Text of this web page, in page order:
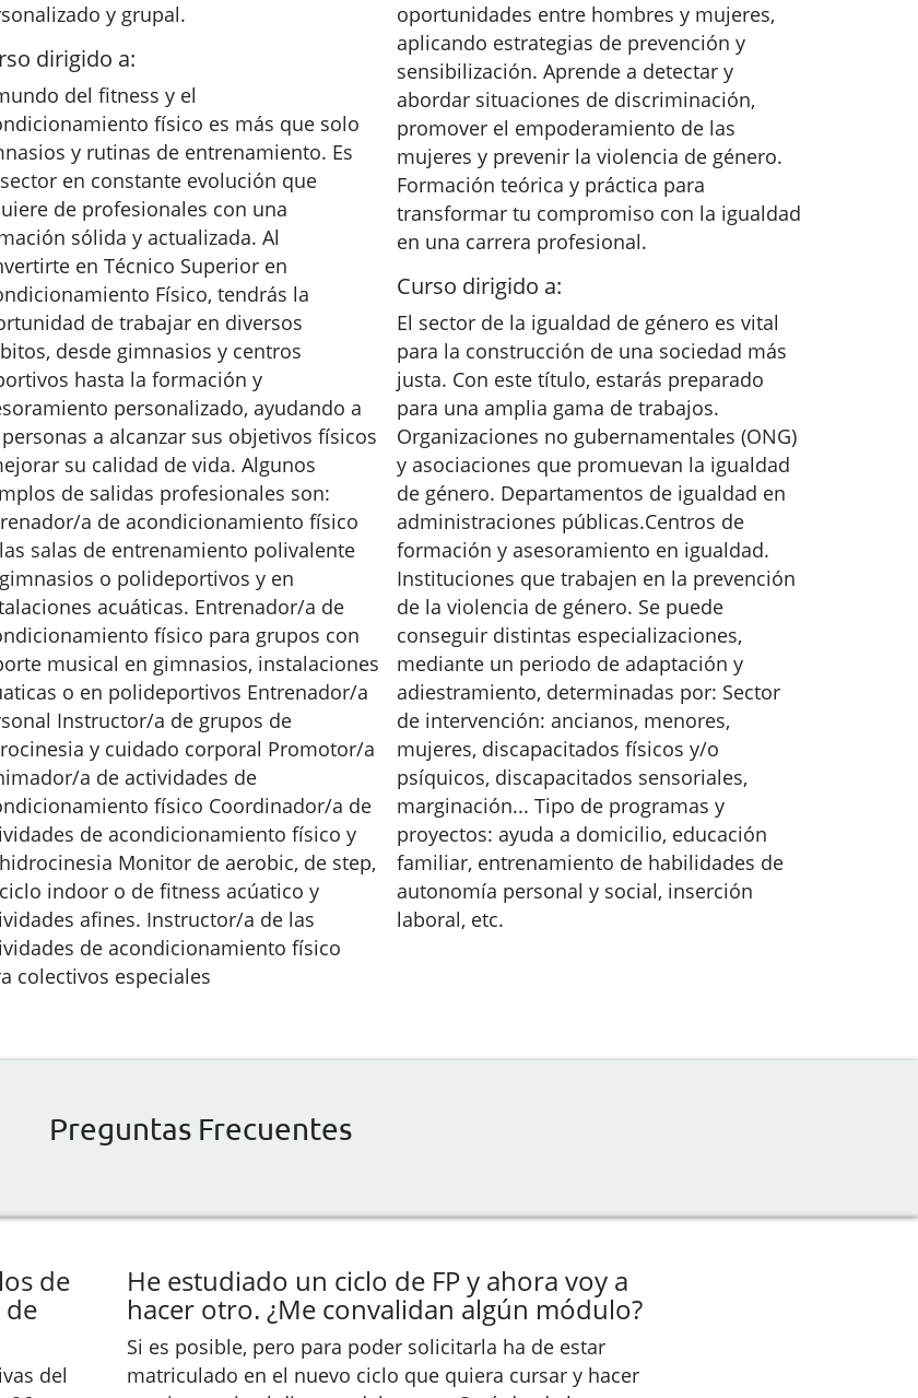
y grupal.
dirigido a:
del fitness y el
físico es más que solo
y rutinas de entrenamiento. Es
en constante evolución que
de profesionales con una
sólida y actualizada. Al
en Técnico Superior en
Físico, tendrás la
de trabajar en diversos
desde gimnasios y centros
hasta la formación y
personalizado, ayudando a
a alcanzar sus objetivos físicos
su calidad de vida. Algunos
de salidas profesionales son:
a de acondicionamiento físico
salas de entrenamiento polivalente
o polideportivos y en
acuáticas. Entrenador/a de
físico para grupos con
musical en gimnasios, instalaciones
o en polideportivos Entrenador/a
Instructor/a de grupos de
y cuidado corporal Promotor/a
a de actividades de
físico Coordinador/a de
de acondicionamiento físico y
Monitor de aerobic, de step,
indoor o de fitness acúatico y
afines. Instructor/a de las
de acondicionamiento físico
colectivos especiales
oportunidades entre hombres y mujeres,
aplicando estrategias de prevención y
sensibilización. Aprende a detectar y
abordar situaciones de discriminación,
promover el empoderamiento de las
mujeres y prevenir la violencia de género.
Formación teórica y práctica para
transformar tu compromiso con la igualdad
en una carrera profesional.
Curso dirigido a:
El sector de la igualdad de género es vital
para la construcción de una sociedad más
justa. Con este título, estarás preparado
para una amplia gama de trabajos.
Organizaciones no gubernamentales (ONG)
y asociaciones que promuevan la igualdad
de género. Departamentos de igualdad en
administraciones públicas.Centros de
formación y asesoramiento en igualdad.
Instituciones que trabajen en la prevención
de la violencia de género. Se puede
conseguir distintas especializaciones,
mediante un periodo de adaptación y
adiestramiento, determinadas por: Sector
de intervención: ancianos, menores,
mujeres, discapacitados físicos y/o
psíquicos, discapacitados sensoriales,
marginación... Tipo de programas y
proyectos: ayuda a domicilio, educación
familiar, entrenamiento de habilidades de
autonomía personal y social, inserción
laboral, etc.
Preguntas Frecuentes
de
de
del
He estudiado un ciclo de FP y ahora voy a
hacer otro. ¿Me convalidan algún módulo?
Si es posible, pero para poder solicitarla ha de estar
matriculado en el nuevo ciclo que quiera cursar y hacer